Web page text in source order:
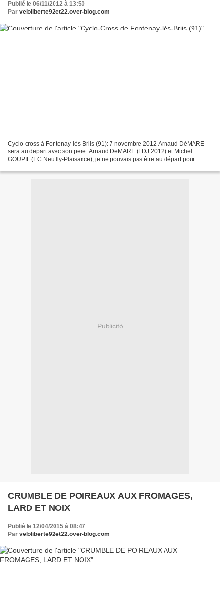
Publié le 06/11/2012 à 13:50
Par veloliberte92et22.over-blog.com
Cyclo-cross à Fontenay-lès-Briis (91): 7 novembre 2012 Arnaud DéMARE
sera au départ avec son père. Arnaud DéMARE (FDJ 2012) et Michel
GOUPIL (EC Neuilly-Plaisance); je ne pouvais pas être au départ pour
Publicité
CRUMBLE DE POIREAUX AUX FROMAGES,
LARD ET NOIX
Publié le 12/04/2015 à 08:47
Par veloliberte92et22.over-blog.com